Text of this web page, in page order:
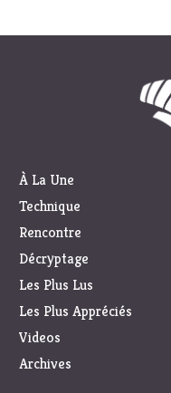
À La Une
Technique
Rencontre
Décryptage
Les Plus Lus
Les Plus Appréciés
Videos
Archives